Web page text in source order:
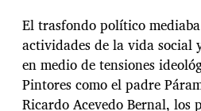
El trasfondo político
actividades de la vida social
en medio de tensiones
Pintores como el padre
Ricardo Acevedo Bernal, los